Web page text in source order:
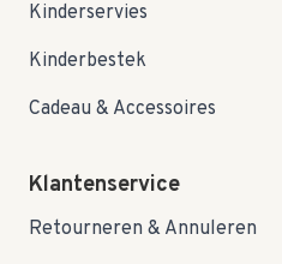
Kinderservies
Kinderbestek
Cadeau & Accessoires
Klantenservice
Retourneren & Annuleren